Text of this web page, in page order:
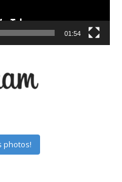
01:54
photos!